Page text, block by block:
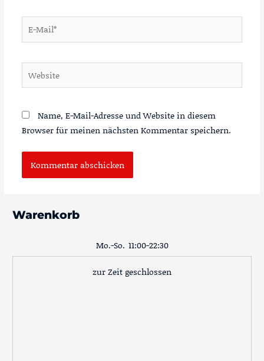
Website
Name, E-Mail-Adresse und Website in diesem
Browser für meinen nächsten Kommentar speichern.
Warenkorb
Mo.-So. 11:00-22:30
zur Zeit geschlossen